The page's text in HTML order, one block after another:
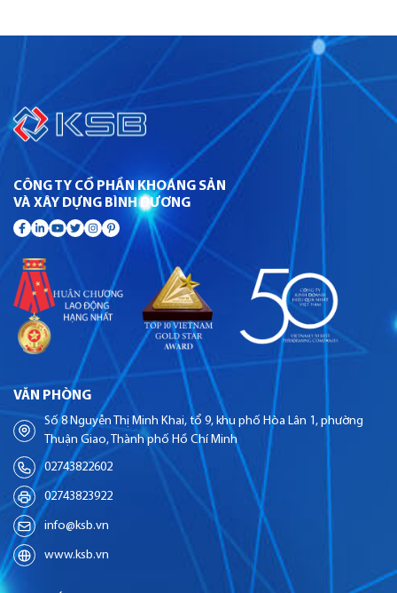
CÔNG TY CỔ PHẦN KHOÁNG SẢN
VÀ XÂY DỰNG BÌNH DƯƠNG
VĂN PHÒNG
Số 8 Nguyễn Thị Minh Khai, tổ 9, khu phố Hòa Lân 1, phường
Thuận Giao, Thành phố Hồ Chí Minh
02743822602
02743823922
info@ksb.vn
www.ksb.vn